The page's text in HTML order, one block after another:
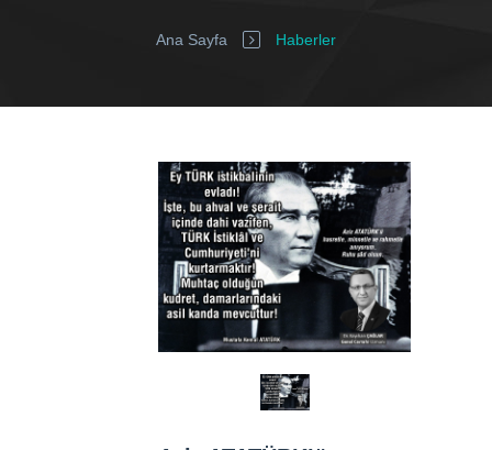
Ana Sayfa Haberler